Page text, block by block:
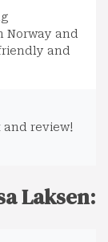
Norway and
and
review!
Laksen: